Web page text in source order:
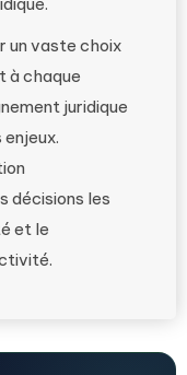
un vaste choix
à chaque
juridique
décisions les
et le